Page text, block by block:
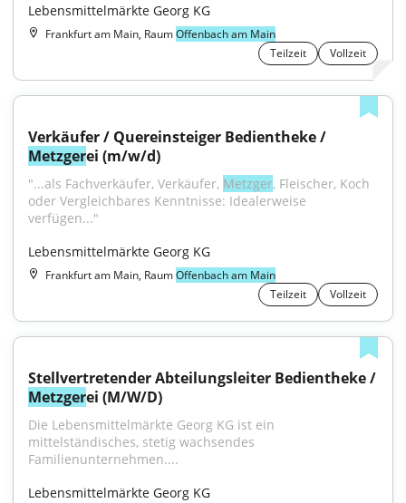
Lebensmittelmärkte Georg KG
Frankfurt am Main, RaumOffenbach am Main
Teilzeit
Vollzeit
Metzgerei (m/w/d)
"...als Fachverkäufer, Verkäufer, Metzger, Fleischer, Koch
oder Vergleichbares Kenntnisse: Idealerweise
verfügen..."
Lebensmittelmärkte Georg KG
Frankfurt am Main, RaumOffenbach am Main
Teilzeit
Vollzeit
Metzgerei (M/W/D)
Die Lebensmittelmärkte Georg KG ist ein
mittelständisches, stetig wachsendes
Familienunternehmen....
Lebensmittelmärkte Georg KG